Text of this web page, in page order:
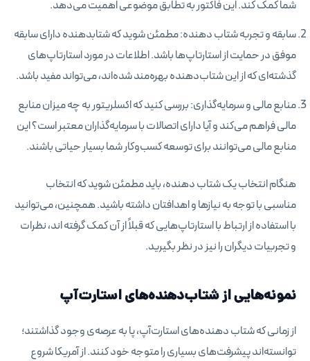
شما کمک کند. این فاکتور به تطابق موضوعی اهمیت می‌دهد.
سابقه و تجربه شتاب دهنده: مطمئن شوید که شتابدهنده دارای سابقه
موفق در حمایت از استارتاپ‌ها باشد. اطلاعات در مورد استارتاپ‌های
گذشته‌ای که از این شتاب‌دهنده بهره‌مند شده‌اند، می‌تواند مفید باشد.
منابع مالی و سرمایه‌گذاری: بررسی کنید که اکسلریتور به چه میزان منابع
مالی فراهم می‌کند و آیا دارای اتصالات با سرمایه‌گذاران معتبر است؟ این
منابع مالی می‌توانند برای توسعه کسب‌وکار شما بسیار حیاتی باشند.
هنگام انتخاب یک شتاب دهنده، باید مطمئن شوید که انتخاب
مناسبی با توجه به نیازها و اهدافتان داشته باشید. همچنین، می‌توانید
با استفاده از ارتباط با استارتاپ‌هایی که قبلاً از آن کمک گرفته اند، نظرات
و تجربیات دیگران را نیز در نظر بگیرید.
نمونه‌هایی از شتاب‌دهنده‌های استارت‌آپ
از زمانی که شتاب دهنده‌های استارت‌آپ، پا به عرصه‌ی وجود گذاشتند؛
توانسته‌اند پیشرفت‌های بسیاری را متوجه خود کنند. از آمریکا شروع